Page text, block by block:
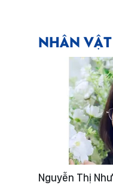
NHÂN VẬT
Nguyễn Thị